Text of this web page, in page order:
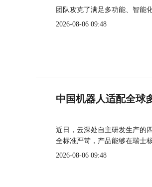
团队攻克了满足多功能、智能
2026-08-06 09:48
中国机器人适配全球
近日，云深处自主研发生产的
全标准严苛，产品能够在瑞士
2026-08-06 09:48